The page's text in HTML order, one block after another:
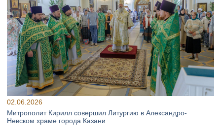
02.06.2026
Митрополит Кирилл совершил Литургию в Александро-
Невском храме города Казани